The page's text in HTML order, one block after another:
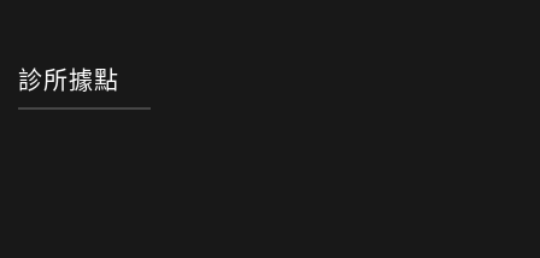
診所據點